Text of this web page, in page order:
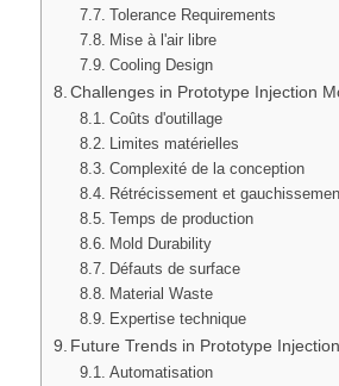
Tolerance Requirements
Mise à l'air libre
Cooling Design
Challenges in Prototype Injection
Coûts d'outillage
Limites matérielles
Complexité de la conception
Rétrécissement et
Temps de production
Mold Durability
Défauts de surface
Material Waste
Expertise technique
Future Trends in Prototype
Automatisation